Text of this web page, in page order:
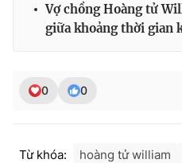
thông tin từ website này.
Vợ chồng Hoàng tử
giữa khoảng thời gian
0 0
Từ khóa: hoàng tử william